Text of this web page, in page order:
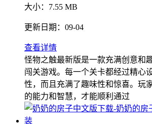
大小： 7.55 MB
更新日期： 09-04
查看详情
怪物之触最新版是一款充满创意和
闯关游戏。每一个关卡都经过精心
性，而且充满了趣味性和惊喜。玩
的能力和智慧，才能顺利通过